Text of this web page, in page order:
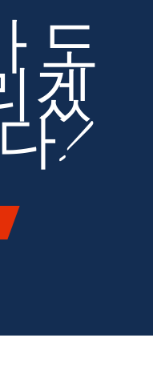
도
겠
!